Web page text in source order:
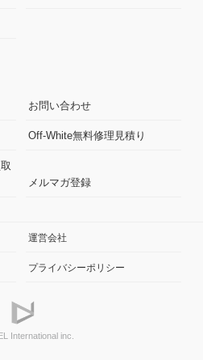
お問い合わせ
Off-White無料修理見積り
メルマガ登録
運営会社
プライバシーポリシー
International inc.